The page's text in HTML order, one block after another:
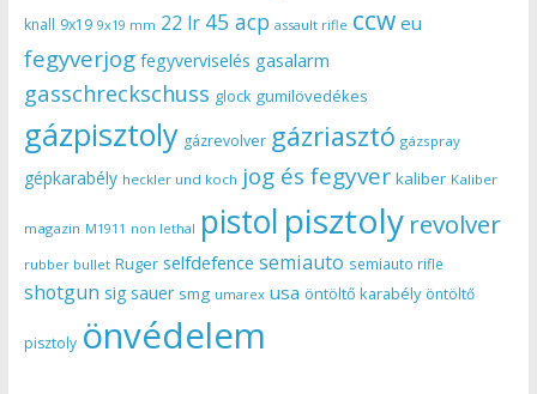
knall 9x19 9x19 mm 22 lr 45 acp assault rifle ccw eu
fegyverjog fegyverviselés gasalarm
gasschreckschuss glock gumilövedékes
gázpisztoly gázrevolver gázriasztó gázspray
gépkarabély heckler und koch jog és fegyver kaliber Kaliber
magazin M1911 non lethal pistol pisztoly revolver
rubber bullet Ruger selfdefence semiauto semiauto rifle
shotgun sig sauer smg umarex usa öntöltő karabély öntöltő
pisztoly önvédelem